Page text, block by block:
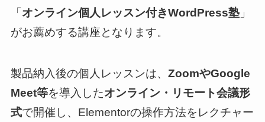
「オンライン個人レッスン付きWordPress塾」
がお薦めする講座となります。
製品納入後の個人レッスンは、 ZoomやGoogle
Meet等を導入したオンライン・リモート会議形
式で開催し、Elementorの操作方法をレクチャー